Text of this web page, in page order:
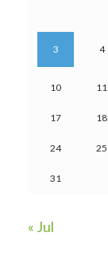
3 4
10 11
17 18
24 25
31
« Jul